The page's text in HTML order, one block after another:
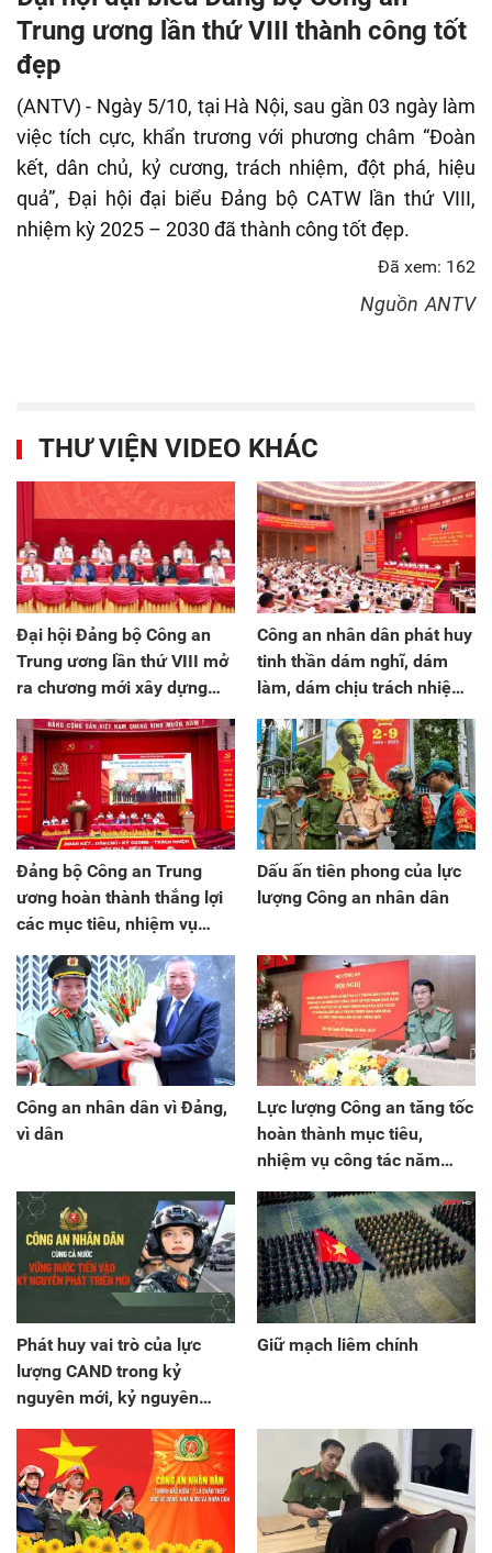
Trung ương lần thứ VIII thành công tốt
đẹp
(ANTV) - Ngày 5/10, tại Hà Nội, sau gần 03 ngày làm
việc tích cực, khẩn trương với phương châm “Đoàn
kết, dân chủ, kỷ cương, trách nhiệm, đột phá, hiệu
quả”, Đại hội đại biểu Đảng bộ CATW lần thứ VIII,
nhiệm kỳ 2025 – 2030 đã thành công tốt đẹp.
Đã xem: 162
Nguồn ANTV
THƯ VIỆN VIDEO KHÁC
Đại hội Đảng bộ Công an
Trung ương lần thứ VIII mở
ra chương mới xây dựng
dân
Công an nhân dân phát huy
tinh thần dám nghĩ, dám
làm, dám chịu trách nhiệm,
Đảng bộ Công an Trung
ương hoàn thành thắng lợi
các mục tiêu, nhiệm vụ
nhiệm kỳ 2020 – 2025
Dấu ấn tiên phong của lực
lượng Công an nhân dân
Công an nhân dân vì Đảng,
vì dân
Lực lượng Công an tăng tốc
hoàn thành mục tiêu,
nhiệm vụ công tác năm
2025
Phát huy vai trò của lực
lượng CAND trong kỷ
nguyên mới, kỷ nguyên
Nam
Giữ mạch liêm chính